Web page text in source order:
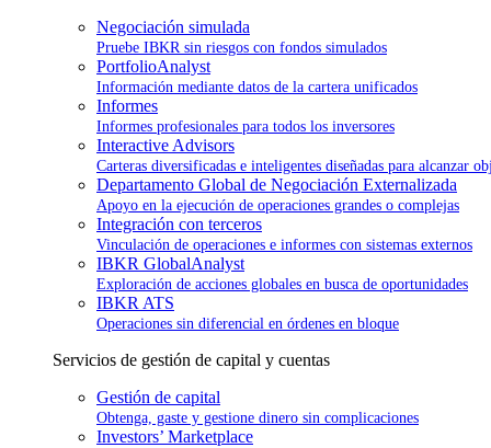
Negociación simulada
Pruebe IBKR sin riesgos con fondos simulados
PortfolioAnalyst
Información mediante datos de la cartera unificados
Informes
Informes profesionales para todos los inversores
Interactive Advisors
Carteras diversificadas e inteligentes diseñadas para alcanzar
Departamento Global de Negociación Externalizada
Apoyo en la ejecución de operaciones grandes o complejas
Integración con terceros
Vinculación de operaciones e informes con sistemas externos
IBKR GlobalAnalyst
Exploración de acciones globales en busca de oportunidades
IBKR ATS
Operaciones sin diferencial en órdenes en bloque
Servicios de gestión de capital y cuentas
Gestión de capital
Obtenga, gaste y gestione dinero sin complicaciones
Investors’ Marketplace